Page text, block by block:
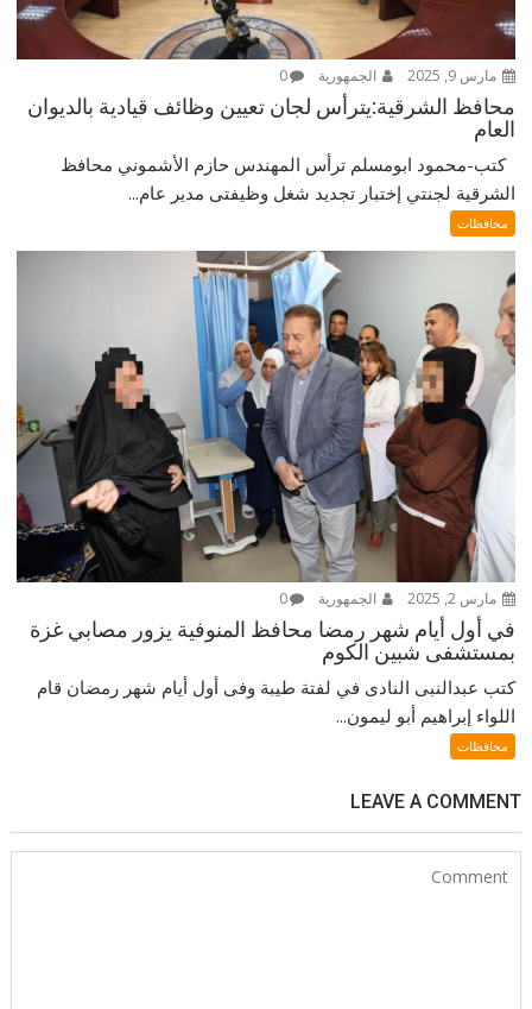
مارس 9, 2025 الجمهورية 0
محافظ الشرقية:يترأس لجان تعيين وظائف قيادية بالديوان
العام
كتب-محمود ابومسلم ترأس المهندس حازم الأشموني محافظ
الشرقية لجنتي إختبار تجديد شغل وظيفتى مدير عام...
محافظات
مارس 2, 2025 الجمهورية 0
في أول أيام شهر رمضا محافظ المنوفية يزور مصابي غزة
بمستشفى شبين الكوم
كتب عبدالنبى النادى في لفتة طيبة وفى أول أيام شهر رمضان قام
اللواء إبراهيم أبو ليمون...
محافظات
LEAVE A COMMENT